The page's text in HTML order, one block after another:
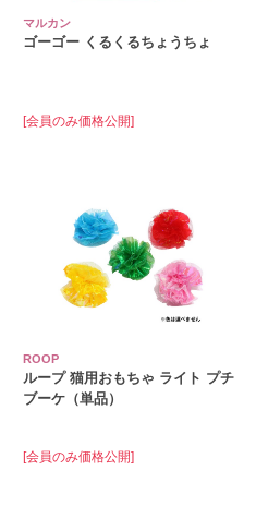
マルカン
ゴーゴー くるくるちょうちょ
[会員のみ価格公開]
ROOP
ループ 猫用おもちゃ ライト プチ
ブーケ（単品）
[会員のみ価格公開]